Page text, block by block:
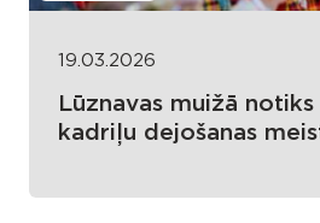
19.03.2026
Lūznavas muižā
kadriļu dejošanas